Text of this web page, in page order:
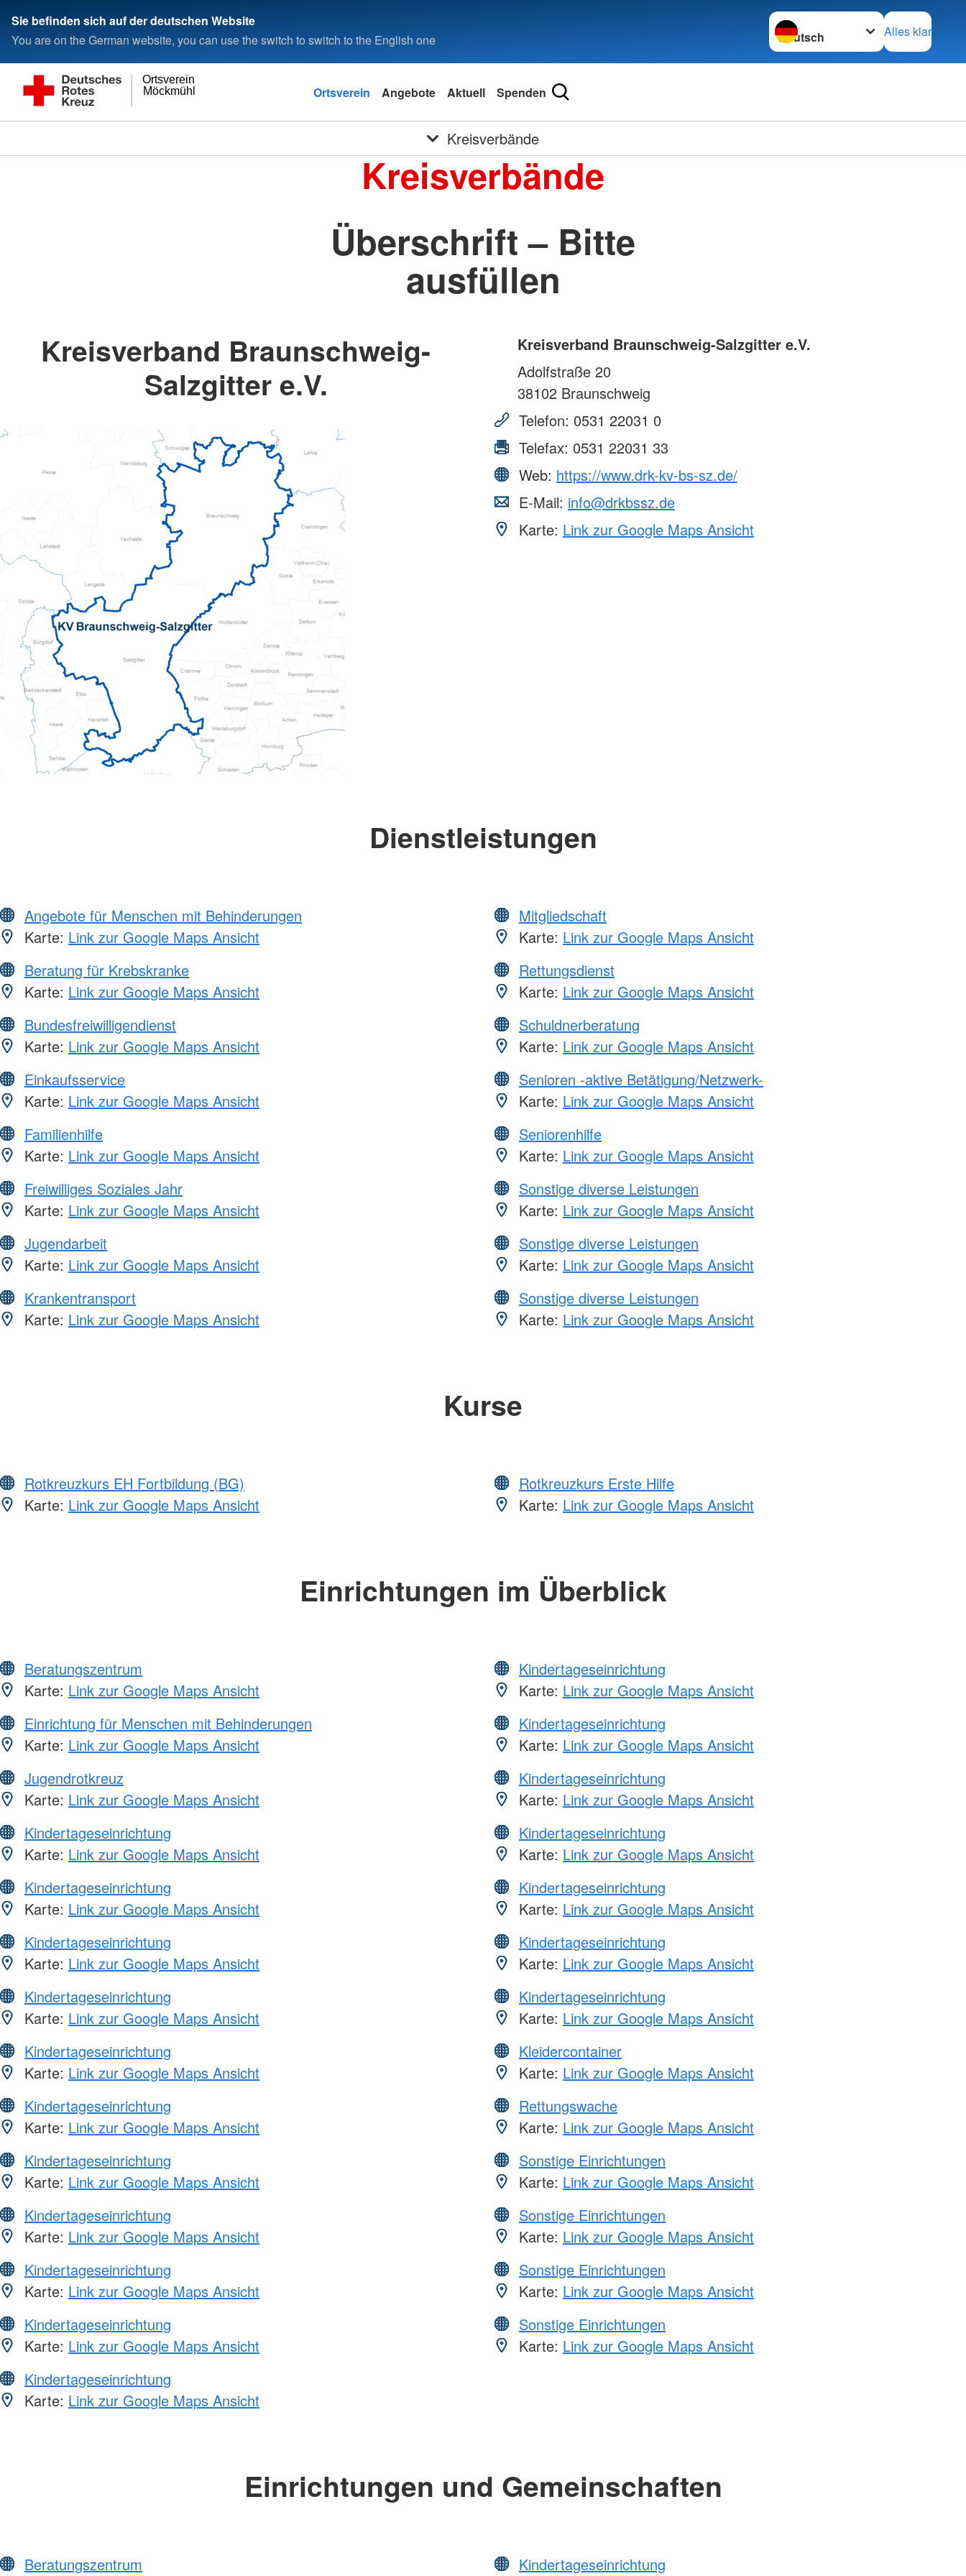
Sie befinden sich auf der deutschen Website
You are on the German website, you can use the switch to switch to the English one
Sprache wechseln zu
Alles klar
Möckmühl
Ortsverein
Ortsverein Angebote Aktuell Spenden
Kreisverbände
Kreisverbände
Überschrift – Bitte
ausfüllen
Kreisverband Braunschweig-
Salzgitter e.V.
Kreisverband Braunschweig-Salzgitter e.V.
Adolfstraße 20
38102 Braunschweig
Telefon: 0531 22031 0
Telefax: 0531 22031 33
Web: https://www.drk-kv-bs-sz.de/
E-Mail: info@drkbssz.de
Karte: Link zur Google Maps Ansicht
Dienstleistungen
Angebote für Menschen mit Behinderungen
Karte: Link zur Google Maps Ansicht
Beratung für Krebskranke
Karte: Link zur Google Maps Ansicht
Bundesfreiwilligendienst
Karte: Link zur Google Maps Ansicht
Einkaufsservice
Karte: Link zur Google Maps Ansicht
Familienhilfe
Karte: Link zur Google Maps Ansicht
Freiwilliges Soziales Jahr
Karte: Link zur Google Maps Ansicht
Jugendarbeit
Karte: Link zur Google Maps Ansicht
Krankentransport
Karte: Link zur Google Maps Ansicht
Mitgliedschaft
Karte: Link zur Google Maps Ansicht
Rettungsdienst
Karte: Link zur Google Maps Ansicht
Schuldnerberatung
Karte: Link zur Google Maps Ansicht
Senioren -aktive Betätigung/Netzwerk-
Karte: Link zur Google Maps Ansicht
Seniorenhilfe
Karte: Link zur Google Maps Ansicht
Sonstige diverse Leistungen
Karte: Link zur Google Maps Ansicht
Sonstige diverse Leistungen
Karte: Link zur Google Maps Ansicht
Sonstige diverse Leistungen
Karte: Link zur Google Maps Ansicht
Kurse
Rotkreuzkurs EH Fortbildung (BG)
Karte: Link zur Google Maps Ansicht
Rotkreuzkurs Erste Hilfe
Karte: Link zur Google Maps Ansicht
Einrichtungen im Überblick
Beratungszentrum
Karte: Link zur Google Maps Ansicht
Einrichtung für Menschen mit Behinderungen
Karte: Link zur Google Maps Ansicht
Jugendrotkreuz
Karte: Link zur Google Maps Ansicht
Kindertageseinrichtung
Karte: Link zur Google Maps Ansicht
Kindertageseinrichtung
Karte: Link zur Google Maps Ansicht
Kindertageseinrichtung
Karte: Link zur Google Maps Ansicht
Kindertageseinrichtung
Karte: Link zur Google Maps Ansicht
Kindertageseinrichtung
Karte: Link zur Google Maps Ansicht
Kindertageseinrichtung
Karte: Link zur Google Maps Ansicht
Kindertageseinrichtung
Karte: Link zur Google Maps Ansicht
Kindertageseinrichtung
Karte: Link zur Google Maps Ansicht
Kindertageseinrichtung
Karte: Link zur Google Maps Ansicht
Kindertageseinrichtung
Karte: Link zur Google Maps Ansicht
Kindertageseinrichtung
Karte: Link zur Google Maps Ansicht
Kindertageseinrichtung
Karte: Link zur Google Maps Ansicht
Kindertageseinrichtung
Karte: Link zur Google Maps Ansicht
Kindertageseinrichtung
Karte: Link zur Google Maps Ansicht
Kindertageseinrichtung
Karte: Link zur Google Maps Ansicht
Kindertageseinrichtung
Karte: Link zur Google Maps Ansicht
Kindertageseinrichtung
Karte: Link zur Google Maps Ansicht
Kindertageseinrichtung
Karte: Link zur Google Maps Ansicht
Kleidercontainer
Karte: Link zur Google Maps Ansicht
Rettungswache
Karte: Link zur Google Maps Ansicht
Sonstige Einrichtungen
Karte: Link zur Google Maps Ansicht
Sonstige Einrichtungen
Karte: Link zur Google Maps Ansicht
Sonstige Einrichtungen
Karte: Link zur Google Maps Ansicht
Sonstige Einrichtungen
Karte: Link zur Google Maps Ansicht
Einrichtungen und Gemeinschaften
Beratungszentrum
Kindertageseinrichtung